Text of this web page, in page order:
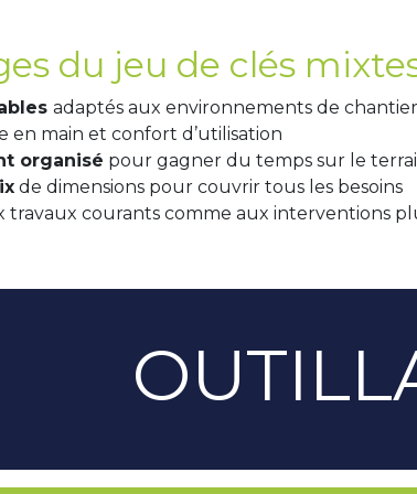
du jeu de clés
adaptés aux environnements de
en main et confort d’utilisation
organisé pour gagner du temps sur le
de dimensions pour couvrir tous les besoins
travaux courants comme aux interventions